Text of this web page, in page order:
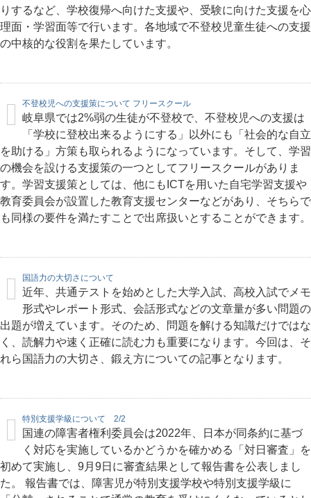
りするなど、学校復帰へ向けた支援や、受験に向けた支援を心
理面・学習面等で行います。各地域で不登校児童生徒への支援
の中核的な役割を果たしています。
不登校児への支援策について フリースクール
岐阜県では2%弱の生徒が不登校で、不登校児への支援は
「学校に登校出来るようにする」以外にも「社会的な自立
を助ける」方策も取られるようになっています。そして、学習
の機会を設ける支援策の一つとしてフリースクールがありま
す。学習支援策としては、他にもICTを用いた自宅学習支援や
教育委員会が設置した教育支援センターなどがあり、そちらで
も同様の要件を満たすことで出席扱いとすることができます。
国語力の大切さについて
近年、共通テストを始めとした大学入試、高校入試でメモ
形式やレポート形式、会話形式などの文章量が多い問題の
出題が増えています。そのため、問題を解ける知識だけではな
く、読解力や速く正確に読む力も重要になります。今回は、そ
れら国語力の大切さ、鍛え方についての記事となります。
特別支援学級について 2/2
国連の障害者権利委員会は2022年、日本が同条約に基づ
く対応を実施しているかどうかを確かめる「対日審査」を
初めて実施し、9月9日に審査結果として報告書を公表しまし
た。 報告書では、障害児が特別支援学校や特別支援学級に